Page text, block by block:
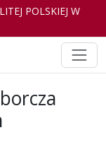
POLSKIEJ W